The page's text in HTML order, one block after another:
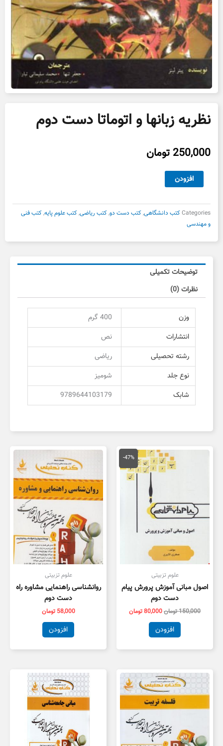
نظریه زبانها و اتوماتا دست دوم
250,000 تومان
نظریه
زبانها
اتوماتا
دست
دوم
عدد
افزودن
Categoriesکتب دانشگاهی,کتب دست دو,کتب ریاضی,کتب علوم پایه,کتب فنی
و مهندسی
توضیحات تکمیلی
نظرات (0)
وزن
400 گرم
انتشارات
نص
رشته تحصیلی
ریاضی
نوع جلد
شومیز
شابک
9789644103179
-47%
علوم تزبیتی
اصول مبانی آموزش پرورش پیام
دست دوم
150,000تومان
قیمت
اصلی
150,000 تومان
بود.
80,000تومان
قیمت
فعلی
است.
افزودن
علوم تزبیتی
روانشناسی راهنمایی مشاوره راه
دست دوم
58,000 تومان
افزودن